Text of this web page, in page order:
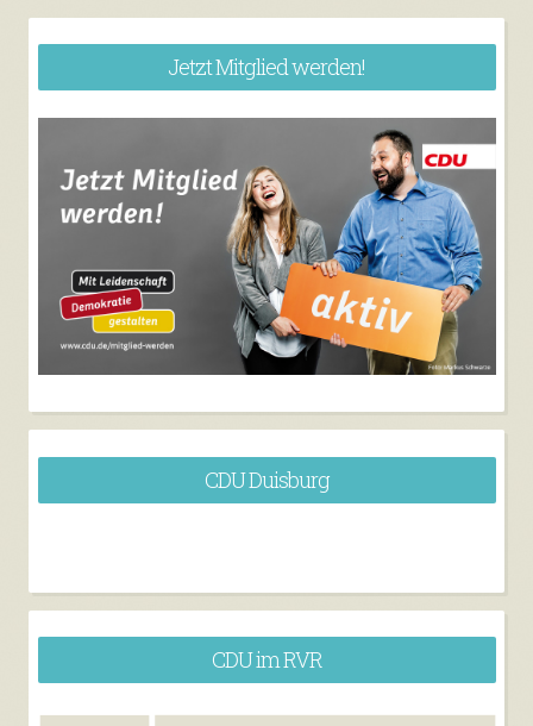
Jetzt Mitglied werden!
CDU Duisburg
CDU im RVR